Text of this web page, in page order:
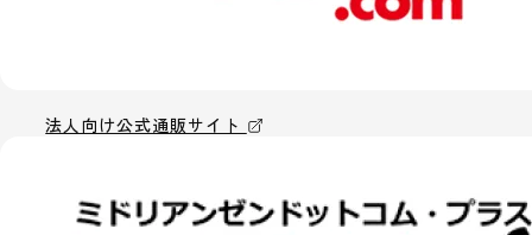
法人向け公式通販サイト